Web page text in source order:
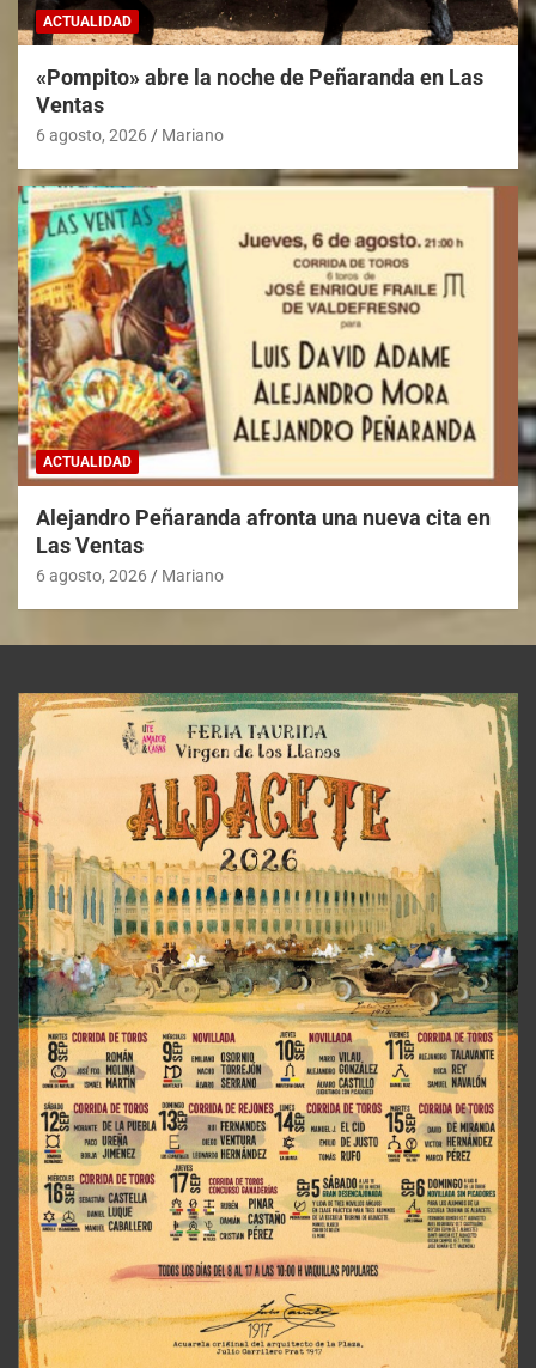
ACTUALIDAD
«Pompito» abre la noche de Peñaranda en Las
Ventas
6 agosto, 2026 Mariano
ACTUALIDAD
Alejandro Peñaranda afronta una nueva cita en
Las Ventas
6 agosto, 2026 Mariano